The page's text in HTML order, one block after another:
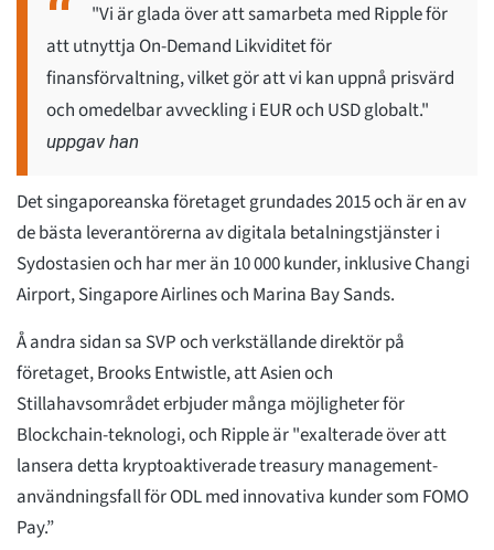
"Vi är glada över att samarbeta med Ripple för
att utnyttja On-Demand Likviditet för
finansförvaltning, vilket gör att vi kan uppnå prisvärd
och omedelbar avveckling i EUR och USD globalt."
uppgav han
Det singaporeanska företaget grundades 2015 och är en av
de bästa leverantörerna av digitala betalningstjänster i
Sydostasien och har mer än 10 000 kunder, inklusive Changi
Airport, Singapore Airlines och Marina Bay Sands.
Å andra sidan sa SVP och verkställande direktör på
företaget, Brooks Entwistle, att Asien och
Stillahavsområdet erbjuder många möjligheter för
Blockchain-teknologi, och Ripple är "exalterade över att
lansera detta kryptoaktiverade treasury management-
användningsfall för ODL med innovativa kunder som FOMO
Pay.”